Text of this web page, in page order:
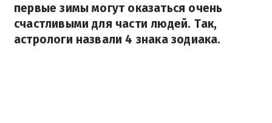
первые зимы могут оказаться очень
счастливыми для части людей. Так,
астрологи назвали 4 знака зодиака.